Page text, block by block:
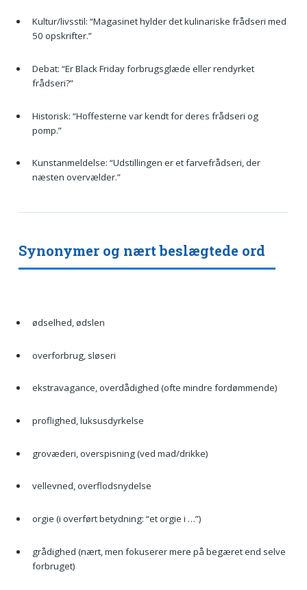
Kultur/livsstil: “Magasinet hylder det kulinariske frådseri med
50 opskrifter.”
Debat: “Er Black Friday forbrugsglæde eller rendyrket
frådseri?”
Historisk: “Hoffesterne var kendt for deres frådseri og
pomp.”
Kunstanmeldelse: “Udstillingen er et farvefrådseri, der
næsten overvælder.”
Synonymer og nært beslægtede ord
ødselhed, ødslen
overforbrug, sløseri
ekstravagance, overdådighed (ofte mindre fordømmende)
proflighed, luksusdyrkelse
grovæderi, overspisning (ved mad/drikke)
vellevned, overflodsnydelse
orgie (i overført betydning: “et orgie i …”)
grådighed (nært, men fokuserer mere på begæret end selve
forbruget)